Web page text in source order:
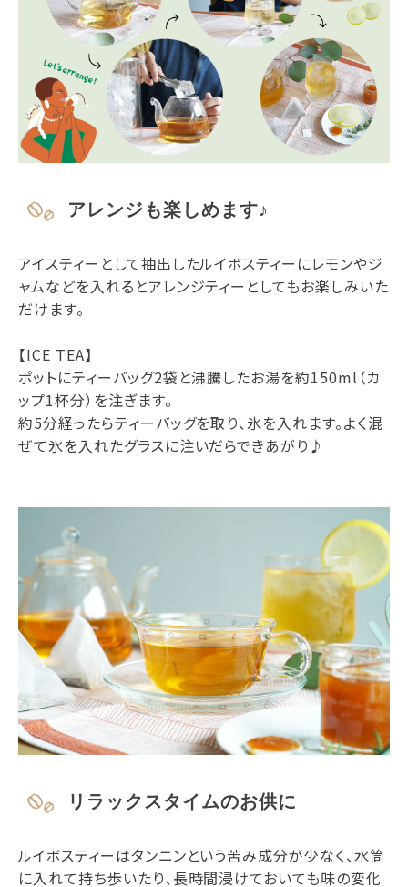
アレンジも楽しめます♪
アイスティーとして抽出したルイボスティーにレモンやジ
ャムなどを入れるとアレンジティーとしてもお楽しみいた
だけます。
【ICE TEA】
ポットにティーバッグ2袋と沸騰したお湯を約150ml（カ
ップ1杯分）を注ぎます。
約5分経ったらティーバッグを取り、氷を入れます。よく混
ぜて氷を入れたグラスに注いだらできあがり♪
リラックスタイムのお供に
ルイボスティーはタンニンという苦み成分が少なく、水筒
に入れて持ち歩いたり、長時間浸けておいても味の変化